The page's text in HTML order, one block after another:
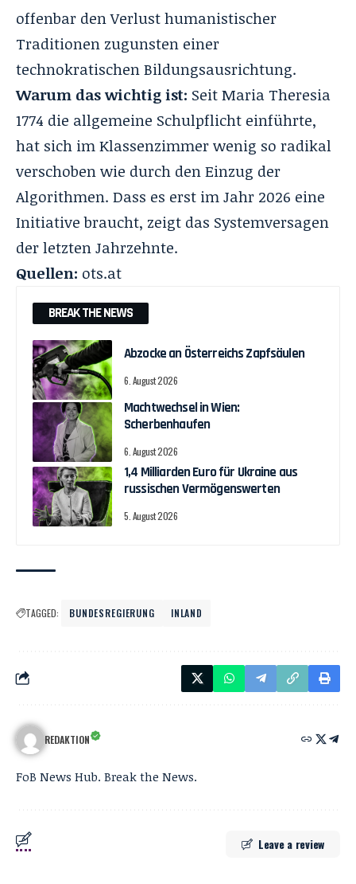
offenbar denVerlust humanistischer
Traditionen zugunsten einer
technokratischen Bildungsausrichtung.
Warum das wichtig ist: Seit Maria Theresia
1774 die allgemeine Schulpflicht einführte,
hat sich im Klassenzimmer wenig so radikal
verschoben wie durch den Einzug der
Algorithmen. Dass es erst im Jahr 2026 eine
Initiative braucht, zeigt das Systemversagen
der letzten Jahrzehnte.
Quellen: ots.at
BREAK THE NEWS
Abzocke an Österreichs Zapfsäulen
6. August 2026
Machtwechsel in Wien:
Scherbenhaufen
6. August 2026
1,4 Milliarden Euro für Ukraine aus
russischen Vermögenswerten
5. August 2026
TAGGED: BUNDESREGIERUNG INLAND
REDAKTION
FoB News Hub. Break the News.
Leave a review